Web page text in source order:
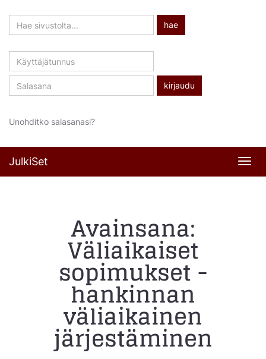
Hae
sivustolta
hae
Käyttäjätunnus
Salasana
Unohditko salasanasi?
JulkiSet
Avainsana:
Väliaikaiset
sopimukset -
hankinnan
väliaikainen
järjestäminen